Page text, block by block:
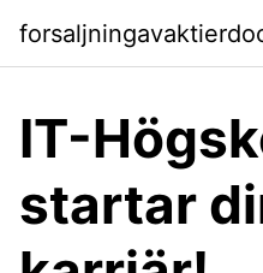
IT-
startar